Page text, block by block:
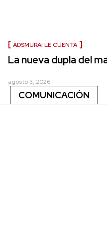
ADSMURAI LE CUENTA
La nueva dupla del
agosto 3, 2026
COMUNICACIÓN